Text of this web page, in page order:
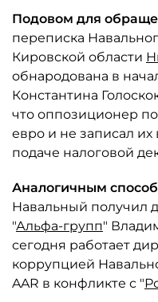
Подовом для
переписка
Кировской области
обнародована в
Константина
что оппозиционер
евро и не записал их
подаче налоговой
Аналогичным
Навальный получил
"Альфа-групп"
сегодня работает
коррупцией
AAR в конфликте с "